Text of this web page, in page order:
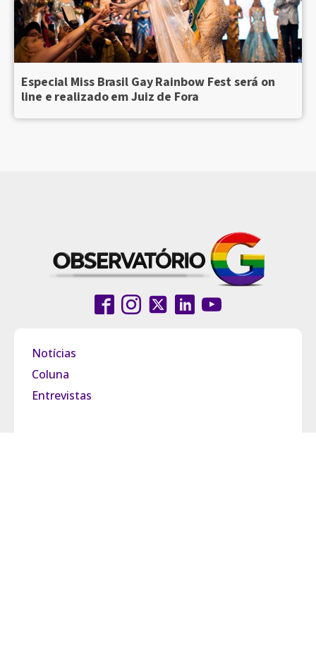
Especial Miss Brasil Gay Rainbow Fest será on
line e realizado em Juiz de Fora
Notícias
Coluna
Entrevistas